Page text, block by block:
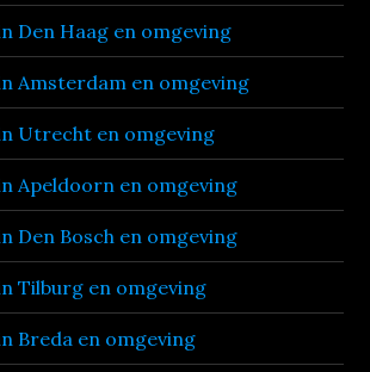
Den Haag en omgeving
Amsterdam en omgeving
Utrecht en omgeving
Apeldoorn en omgeving
Den Bosch en omgeving
Tilburg en omgeving
Breda en omgeving